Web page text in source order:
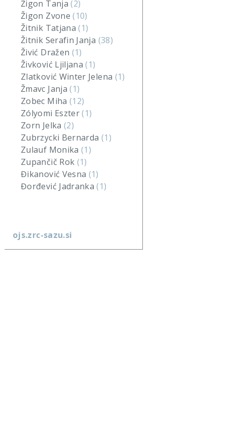
Žigon Tanja(2)
Žigon Zvone(10)
Žitnik Tatjana(1)
Žitnik Serafin Janja (38)
Živić Dražen (1)
Živković Ljiljana(1)
Zlatković Winter Jelena (1)
Žmavc Janja(1)
Zobec Miha (12)
Zólyomi Eszter(1)
Zorn Jelka (2)
Zubrzycki Bernarda (1)
Zulauf Monika(1)
Zupančič Rok (1)
Đikanović Vesna (1)
Đorđević Jadranka(1)
ojs.zrc-sazu.si